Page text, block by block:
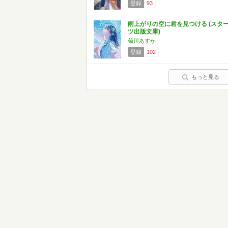
登録 93
雨上がりの空に君を見つける (スタ
ツ出版文庫)
菊川あすか
登録
102
もっと見る